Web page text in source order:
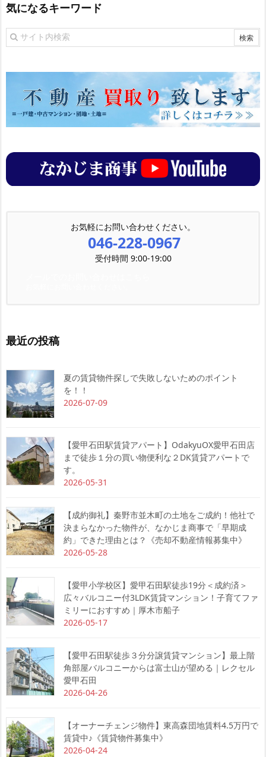
気になるキーワード
お気軽にお問い合わせください。
046-228-0967
受付時間 9:00-19:00
最近の投稿
夏の賃貸物件探しで失敗しないためのポイント
を！！
2026-07-09
【愛甲石田駅賃貸アパート】OdakyuOX愛甲石田店
まで徒歩１分の買い物便利な２DK賃貸アパートで
す。
2026-05-31
【成約御礼】秦野市並木町の土地をご成約！他社で
決まらなかった物件が、なかじま商事で「早期成
約」できた理由とは？《売却不動産情報募集中》
2026-05-28
【愛甲小学校区】愛甲石田駅徒歩19分＜成約済＞
広々バルコニー付3LDK賃貸マンション！子育てファ
ミリーにおすすめ｜厚木市船子
2026-05-17
【愛甲石田駅徒歩３分分譲賃貸マンション】最上階
角部屋バルコニーからは富士山が望める｜レクセル
愛甲石田
2026-04-26
【オーナーチェンジ物件】東高森団地賃料4.5万円で
賃貸中♪《賃貸物件募集中》
2026-04-24